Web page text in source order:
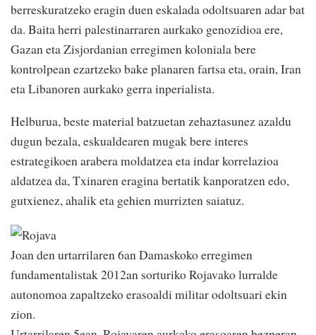
berreskuratzeko eragin duen eskalada odoltsuaren adar bat
da. Baita herri palestinarraren aurkako genozidioa ere,
Gazan eta Zisjordanian erregimen koloniala bere
kontrolpean ezartzeko bake planaren fartsa eta, orain, Iran
eta Libanoren aurkako gerra inperialista.
Helburua, beste material batzuetan zehaztasunez azaldu
dugun bezala, eskualdearen mugak bere interes
estrategikoen arabera moldatzea eta indar korrelazioa
aldatzea da, Txinaren eragina bertatik kanporatzen edo,
gutxienez, ahalik eta gehien murrizten saiatuz.
Joan den urtarrilaren 6an Damaskoko erregimen
fundamentalistak 2012an sorturiko Rojavako lurralde
autonomoa zapaltzeko erasoaldi militar odoltsuari ekin
zion.